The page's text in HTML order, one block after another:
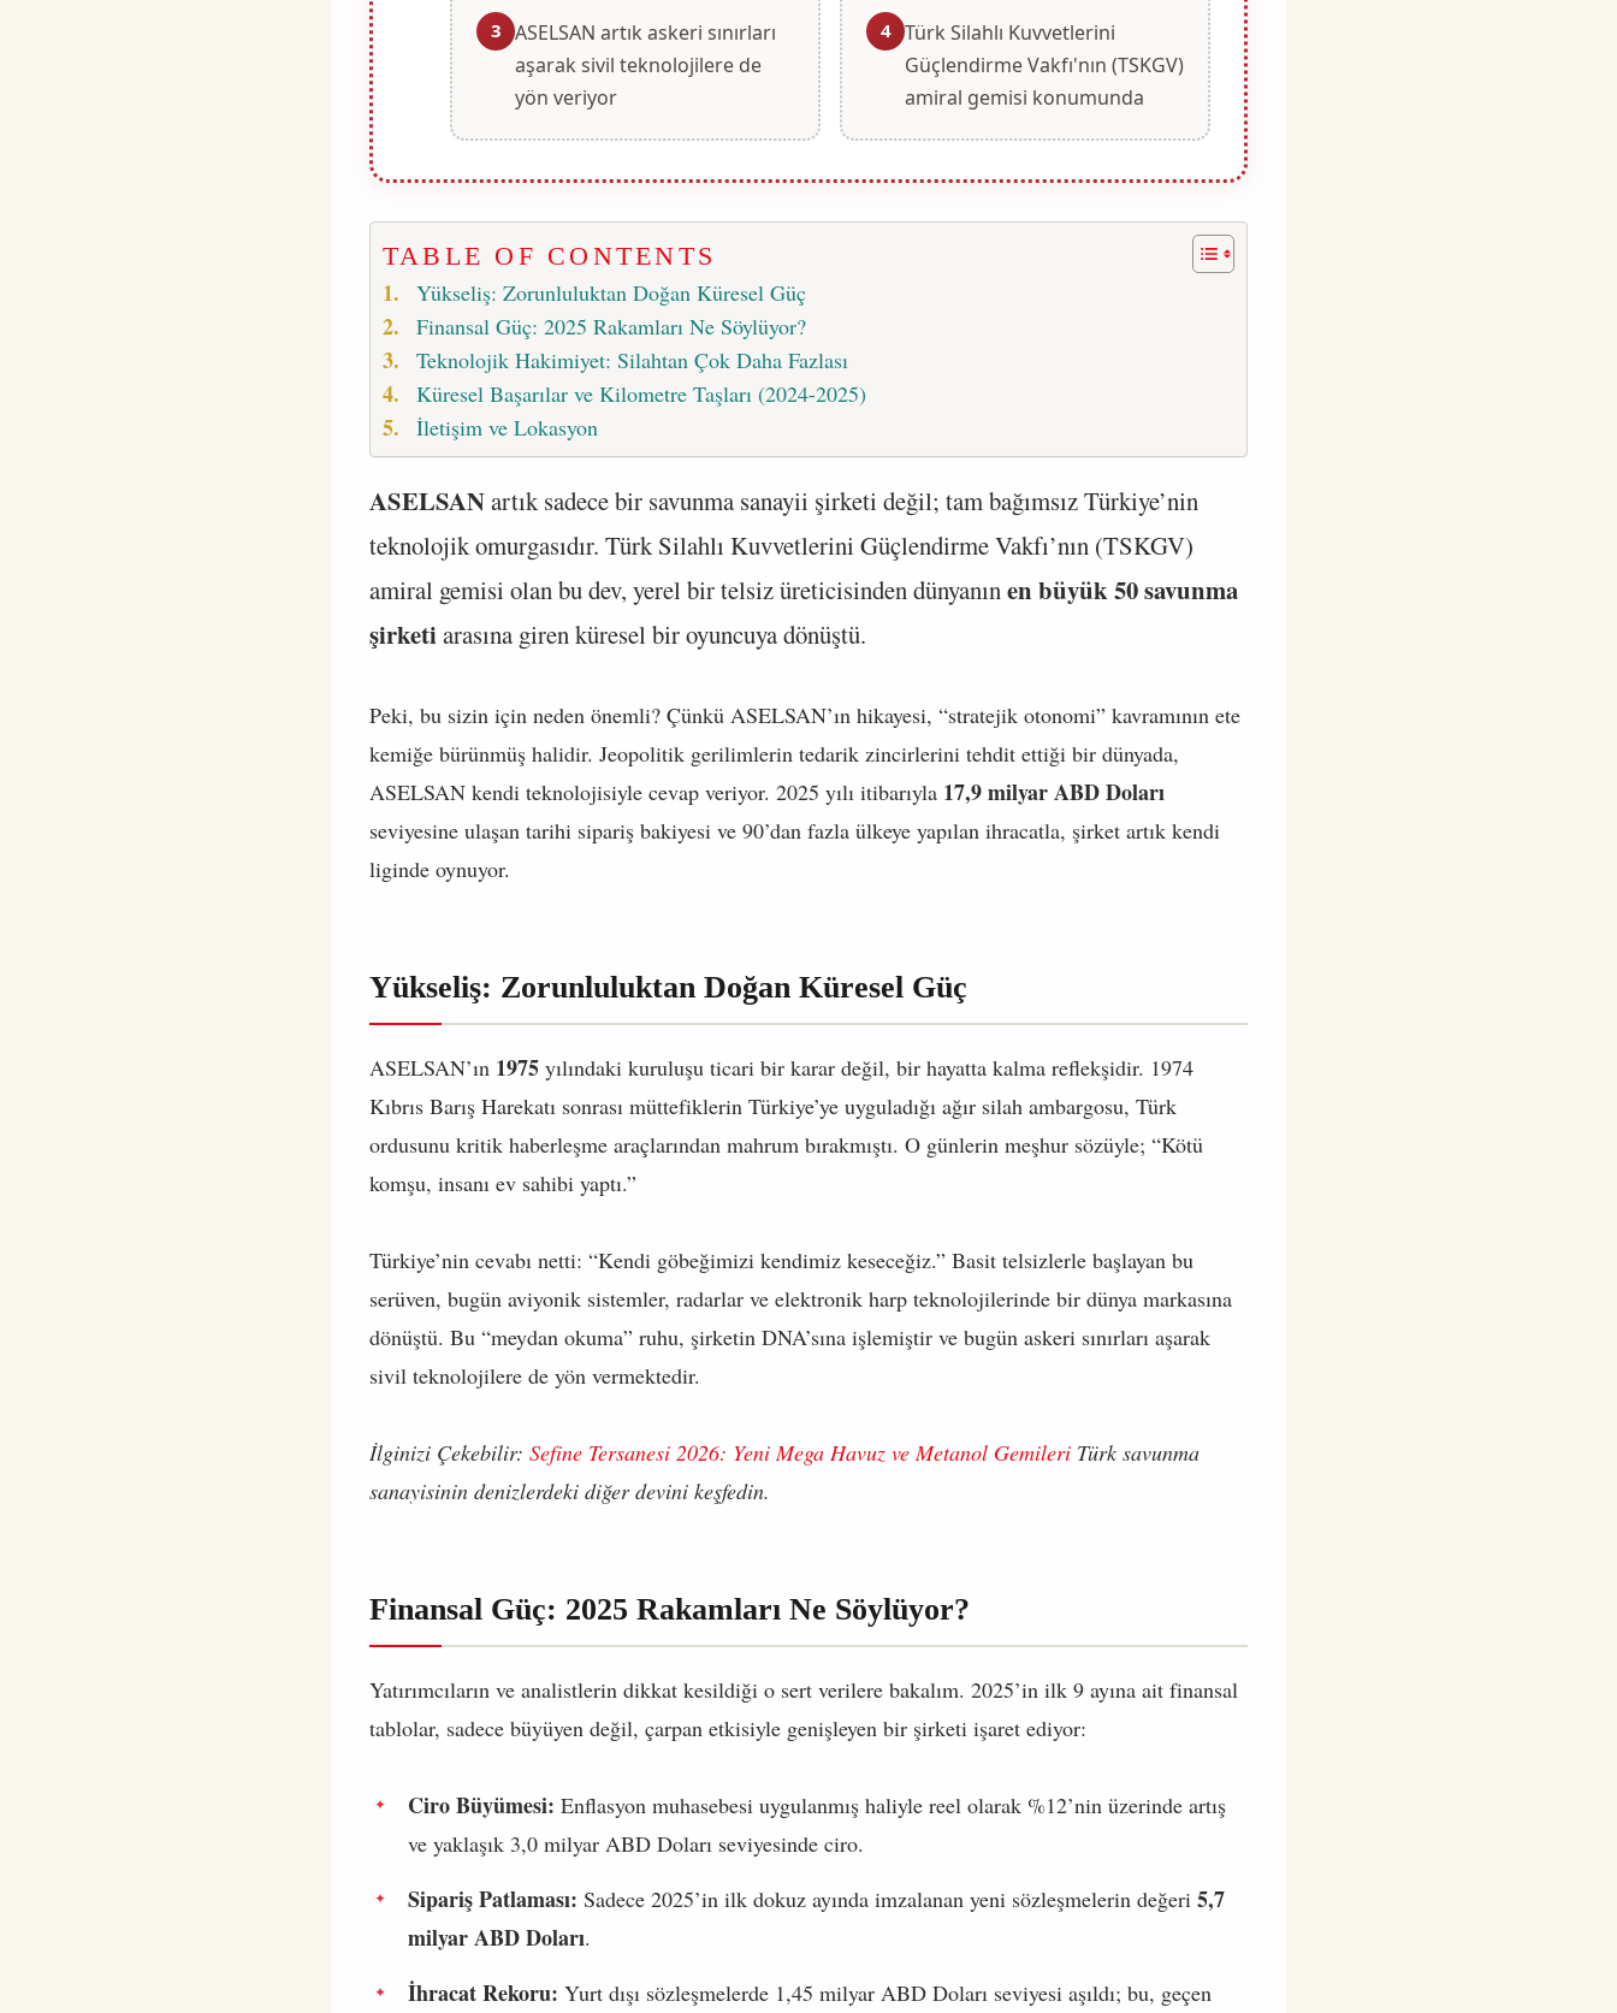
3 ASELSAN artık askeri sınırları
aşarak sivil teknolojilere de
yön veriyor
4 Türk Silahlı Kuvvetlerini
Güçlendirme Vakfı'nın (TSKGV)
amiral gemisi konumunda
TABLE OF CONTENTS
Yükseliş: Zorunluluktan Doğan Küresel Güç
Finansal Güç: 2025 Rakamları Ne Söylüyor?
Teknolojik Hakimiyet: Silahtan Çok Daha Fazlası
Küresel Başarılar ve Kilometre Taşları (2024-2025)
İletişim ve Lokasyon
ASELSANartık sadece bir savunma sanayii şirketi değil; tam bağımsız Türkiye’nin
teknolojik omurgasıdır. Türk Silahlı Kuvvetlerini Güçlendirme Vakfı’nın (TSKGV)
amiral gemisi olan bu dev, yerel bir telsiz üreticisinden dünyanınen büyük 50 savunma
şirketiarasına giren küresel bir oyuncuya dönüştü.
Peki, bu sizin için neden önemli? Çünkü ASELSAN’ın hikayesi, “stratejik otonomi” kavramının ete
kemiğe bürünmüş halidir. Jeopolitik gerilimlerin tedarik zincirlerini tehdit ettiği bir dünyada,
ASELSAN kendi teknolojisiyle cevap veriyor. 2025 yılı itibarıyla 17,9 milyar ABD Doları
seviyesine ulaşan tarihi sipariş bakiyesi ve 90’dan fazla ülkeye yapılan ihracatla, şirket artık kendi
liginde oynuyor.
Yükseliş: Zorunluluktan Doğan Küresel Güç
ASELSAN’ın 1975 yılındaki kuruluşu ticari bir karar değil, bir hayatta kalma reflekşidir. 1974
Kıbrıs Barış Harekatı sonrası müttefiklerin Türkiye’ye uyguladığı ağır silah ambargosu, Türk
ordusunu kritik haberleşme araçlarından mahrum bırakmıştı. O günlerin meşhur sözüyle; “Kötü
komşu, insanı ev sahibi yaptı.”
Türkiye’nin cevabı netti: “Kendi göbeğimizi kendimiz keseceğiz.” Basit telsizlerle başlayan bu
serüven, bugün aviyonik sistemler, radarlar ve elektronik harp teknolojilerinde bir dünya markasına
dönüştü. Bu “meydan okuma” ruhu, şirketin DNA’sına işlemiştir ve bugün askeri sınırları aşarak
sivil teknolojilere de yön vermektedir.
İlginizi Çekebilir: Sefine Tersanesi 2026: Yeni Mega Havuz ve Metanol Gemileri Türk savunma
sanayisinin denizlerdeki diğer devini keşfedin.
Finansal Güç: 2025 Rakamları Ne Söylüyor?
Yatırımcıların ve analistlerin dikkat kesildiği o sert verilere bakalım. 2025’in ilk 9 ayına ait finansal
tablolar, sadece büyüyen değil, çarpan etkisiyle genişleyen bir şirketi işaret ediyor:
Ciro Büyümesi: Enflasyon muhasebesi uygulanmış haliyle reel olarak %12’nin üzerinde artış
ve yaklaşık 3,0 milyar ABD Doları seviyesinde ciro.
Sipariş Patlaması: Sadece 2025’in ilk dokuz ayında imzalanan yeni sözleşmelerin değeri 5,7
milyar ABD Doları.
İhracat Rekoru: Yurt dışı sözleşmelerde 1,45 milyar ABD Doları seviyesi aşıldı; bu, geçen